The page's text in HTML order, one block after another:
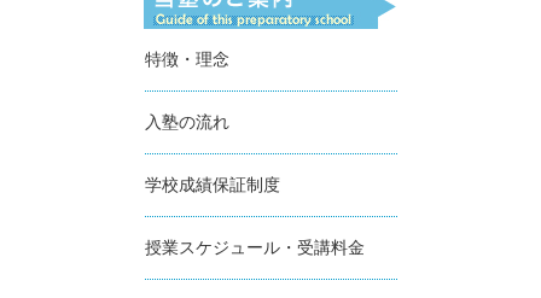
特徴・理念
入塾の流れ
学校成績保証制度
授業スケジュール・受講料金